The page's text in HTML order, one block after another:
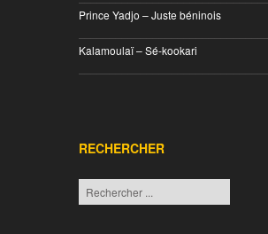
Prince Yadjo – Juste béninois
Kalamoulaï – Sé-kookari
RECHERCHER